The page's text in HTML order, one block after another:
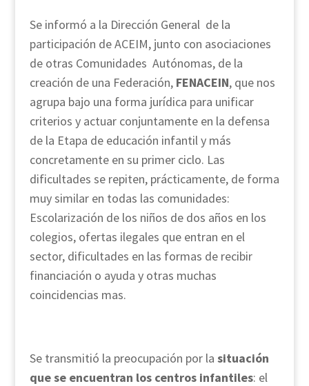
Se informó a la Dirección General de la
participación de ACEIM, junto con asociaciones
de otras Comunidades Autónomas, de la
creación de una Federación,FENACEIN, que nos
agrupa bajo una forma jurídica para unificar
criterios y actuar conjuntamente en la defensa
de la Etapa de educación infantil y más
concretamente en su primer ciclo. Las
dificultades se repiten, prácticamente, de forma
muy similar en todas las comunidades:
Escolarización de los niños de dos años en los
colegios, ofertas ilegales que entran en el
sector, dificultades en las formas de recibir
financiación o ayuda y otras muchas
coincidencias mas.
Se transmitió la preocupación por la situación
que se encuentran los centros infantiles: el